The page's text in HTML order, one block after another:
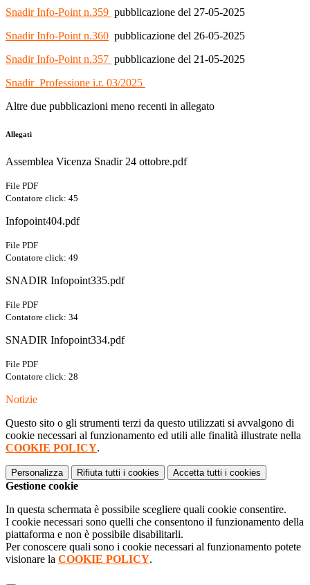
Snadir Info-Point n.359 pubblicazione del 27-05-2025
Snadir Info-Point n.360 pubblicazione del 26-05-2025
Snadir Info-Point n.357 pubblicazione del 21-05-2025
Snadir_Professione i.r. 03/2025
Altre due pubblicazioni meno recenti in allegato
Allegati
Assemblea Vicenza Snadir 24 ottobre.pdf
File PDF
Contatore click: 45
Infopoint404.pdf
File PDF
Contatore click: 49
SNADIR Infopoint335.pdf
File PDF
Contatore click: 34
SNADIR Infopoint334.pdf
File PDF
Contatore click: 28
Notizie
Questo sito o gli strumenti terzi da questo utilizzati si avvalgono di
cookie necessari al funzionamento ed utili alle finalità illustrate nella
COOKIE POLICY.
Personalizza Rifiuta tutti i cookies Accetta tutti i cookies
Gestione cookie
In questa schermata è possibile scegliere quali cookie consentire.
I cookie necessari sono quelli che consentono il funzionamento della
piattaforma e non è possibile disabilitarli.
Per conoscere quali sono i cookie necessari al funzionamento potete
visionare la COOKIE POLICY.